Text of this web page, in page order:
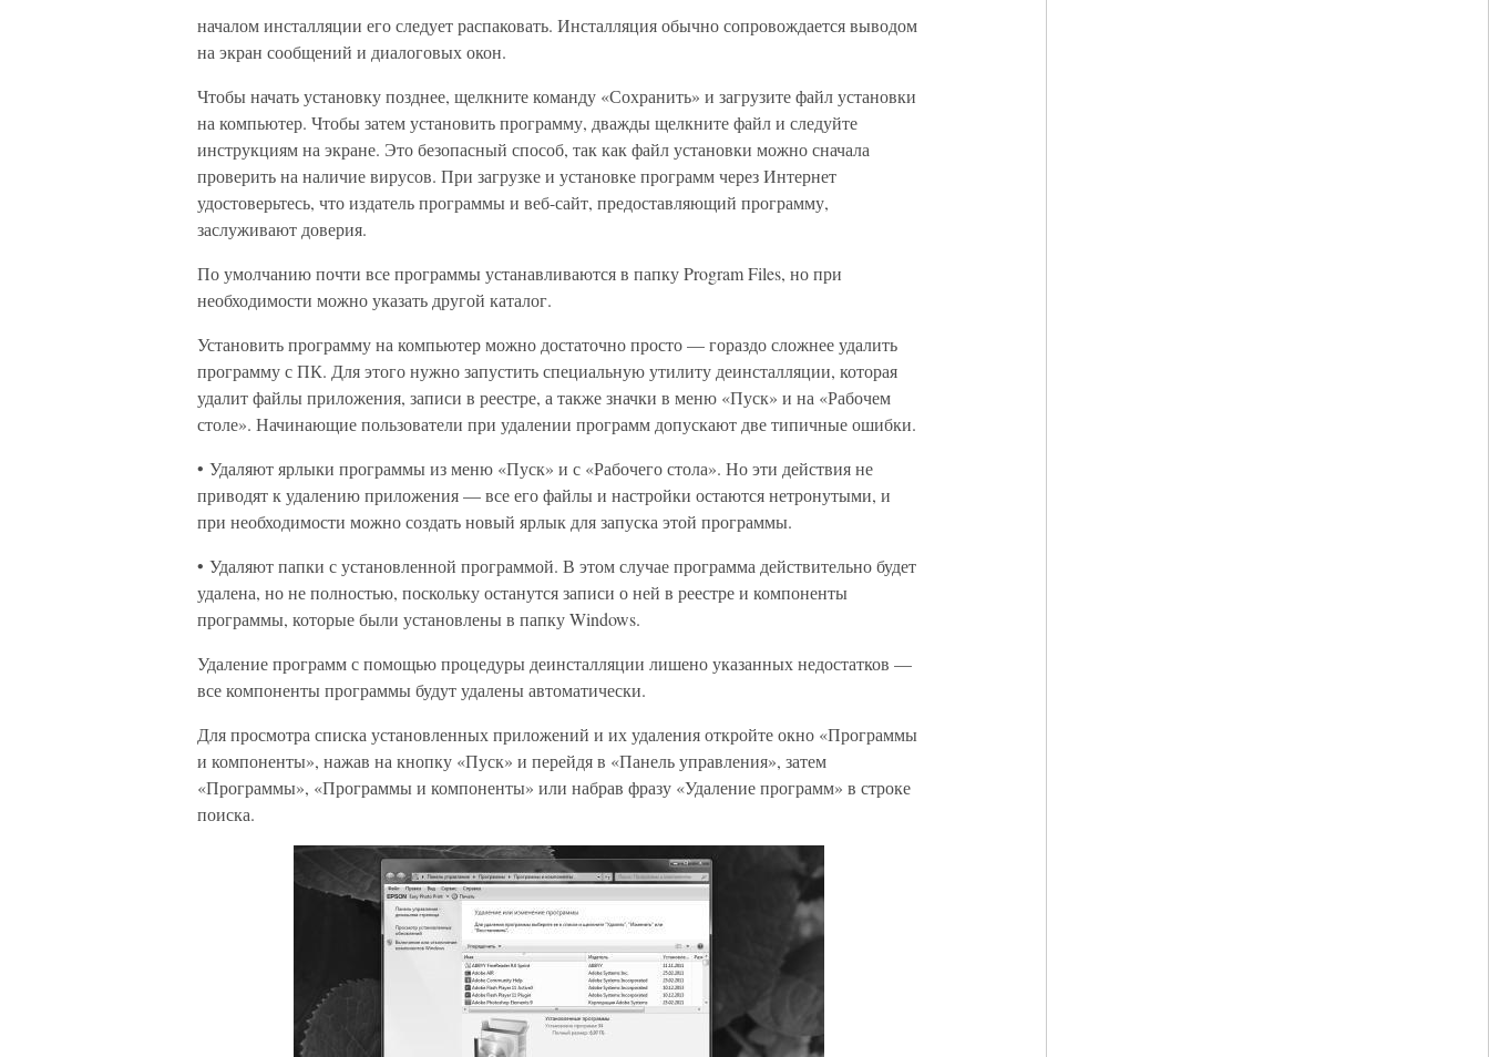
началом инсталляции его следует распаковать. Инсталляция обычно сопровождается выводом
на экран сообщений и диалоговых окон.
Чтобы начать установку позднее, щелкните команду «Сохранить» и загрузите файл установки
на компьютер. Чтобы затем установить программу, дважды щелкните файл и следуйте
инструкциям на экране. Это безопасный способ, так как файл установки можно сначала
проверить на наличие вирусов. При загрузке и установке программ через Интернет
удостоверьтесь, что издатель программы и веб-сайт, предоставляющий программу,
заслуживают доверия.
По умолчанию почти все программы устанавливаются в папку Program Files, но при
необходимости можно указать другой каталог.
Установить программу на компьютер можно достаточно просто — гораздо сложнее удалить
программу с ПК. Для этого нужно запустить специальную утилиту деинсталляции, которая
удалит файлы приложения, записи в реестре, а также значки в меню «Пуск» и на «Рабочем
столе». Начинающие пользователи при удалении программ допускают две типичные ошибки.
• Удаляют ярлыки программы из меню «Пуск» и с «Рабочего стола». Но эти действия не
приводят к удалению приложения — все его файлы и настройки остаются нетронутыми, и
при необходимости можно создать новый ярлык для запуска этой программы.
• Удаляют папки с установленной программой. В этом случае программа действительно будет
удалена, но не полностью, поскольку останутся записи о ней в реестре и компоненты
программы, которые были установлены в папку Windows.
Удаление программ с помощью процедуры деинсталляции лишено указанных недостатков —
все компоненты программы будут удалены автоматически.
Для просмотра списка установленных приложений и их удаления откройте окно «Программы
и компоненты», нажав на кнопку «Пуск» и перейдя в «Панель управления», затем
«Программы», «Программы и компоненты» или набрав фразу «Удаление программ» в строке
поиска.